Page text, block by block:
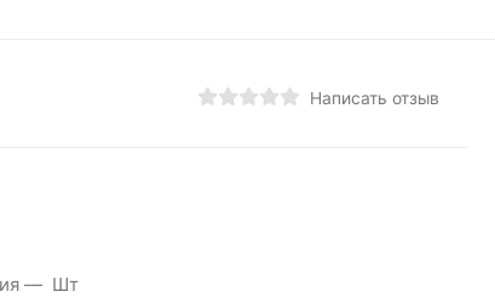
Написать отзыв
Шт